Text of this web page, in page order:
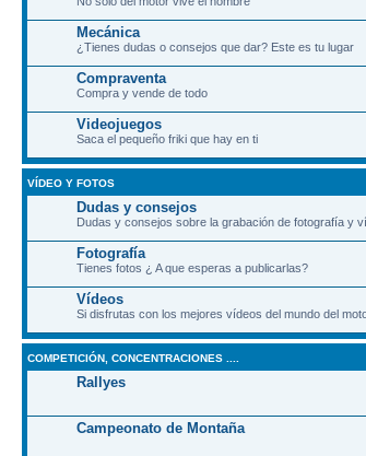
Mecánica
¿Tienes dudas o consejos que dar? Este es tu lugar
Compraventa
Compra y vende de todo
Videojuegos
Saca el pequeño friki que hay en ti
VÍDEO Y FOTOS
Dudas y consejos
Dudas y consejos sobre la grabación de fotografía y
Fotografía
Tienes fotos ¿ A que esperas a publicarlas?
Vídeos
Si disfrutas con los mejores vídeos del mundo del
COMPETICIÓN, CONCENTRACIONES ....
Rallyes
Campeonato de Montaña